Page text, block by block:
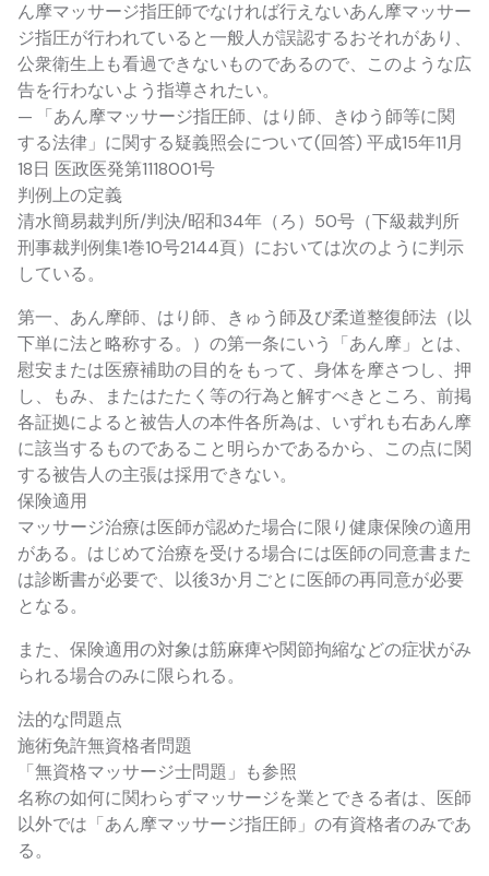
ん摩マッサージ指圧師でなければ行えないあん摩マッサー
ジ指圧が行われていると一般人が誤認するおそれがあり、
公衆衛生上も看過できないものであるので、このような広
告を行わないよう指導されたい。
— 「あん摩マッサージ指圧師、はり師、きゆう師等に関
する法律」に関する疑義照会について(回答) 平成15年11月
18日 医政医発第1118001号
判例上の定義
清水簡易裁判所/判決/昭和34年（ろ）50号（下級裁判所
刑事裁判例集1巻10号2144頁）においては次のように判示
している。
第一、あん摩師、はり師、きゅう師及び柔道整復師法（以
下単に法と略称する。）の第一条にいう「あん摩」とは、
慰安または医療補助の目的をもって、身体を摩さつし、押
し、もみ、またはたたく等の行為と解すべきところ、前掲
各証拠によると被告人の本件各所為は、いずれも右あん摩
に該当するものであること明らかであるから、この点に関
する被告人の主張は採用できない。
保険適用
マッサージ治療は医師が認めた場合に限り健康保険の適用
がある。はじめて治療を受ける場合には医師の同意書また
は診断書が必要で、以後3か月ごとに医師の再同意が必要
となる。
また、保険適用の対象は筋麻痺や関節拘縮などの症状がみ
られる場合のみに限られる。
法的な問題点
施術免許無資格者問題
「無資格マッサージ士問題」も参照
名称の如何に関わらずマッサージを業とできる者は、医師
以外では「あん摩マッサージ指圧師」の有資格者のみであ
る。